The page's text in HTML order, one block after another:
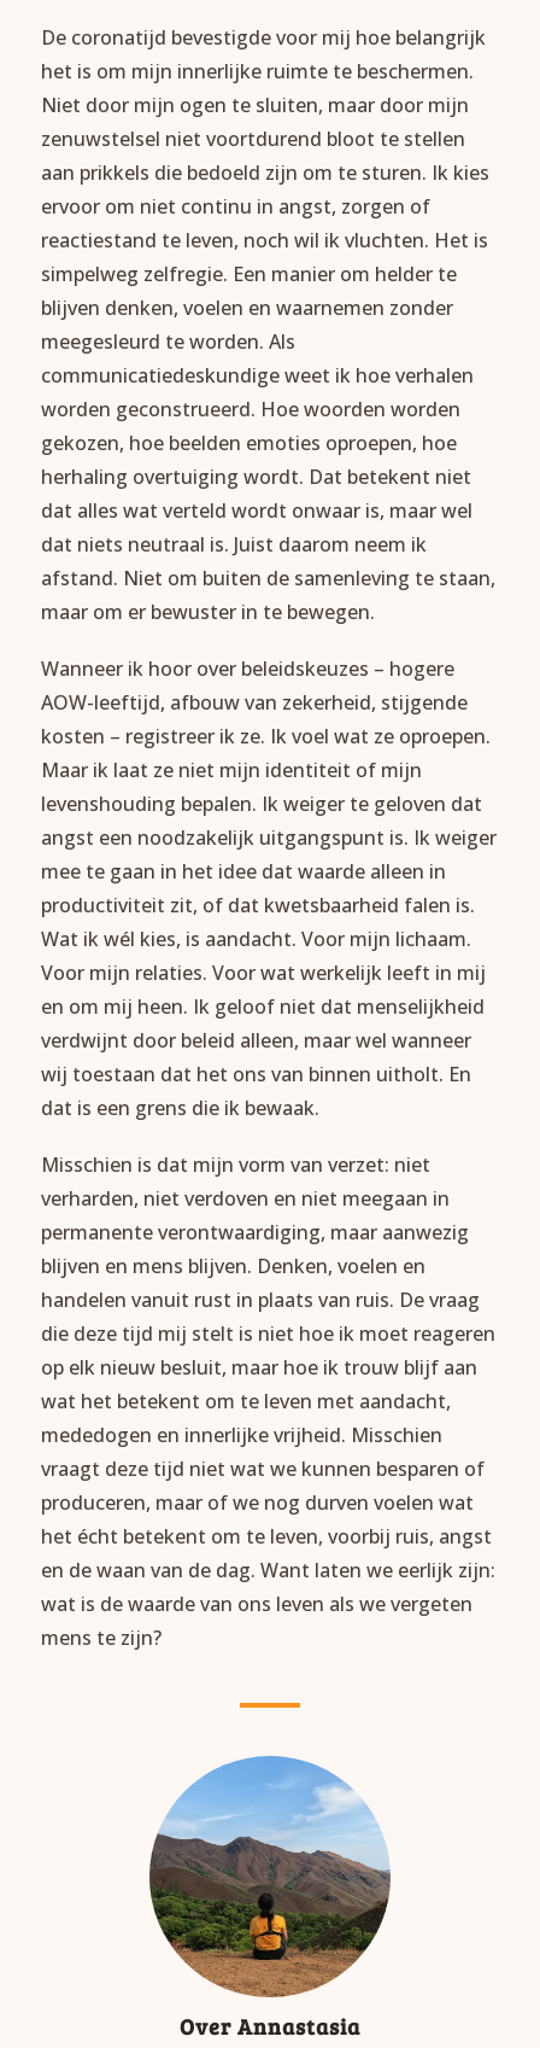
De coronatijd bevestigde voor mij hoe belangrijk
het is om mijn innerlijke ruimte te beschermen.
Niet door mijn ogen te sluiten, maar door mijn
zenuwstelsel niet voortdurend bloot te stellen
aan prikkels die bedoeld zijn om te sturen. Ik kies
ervoor om niet continu in angst, zorgen of
reactiestand te leven, noch wil ik vluchten. Het is
simpelweg zelfregie. Een manier om helder te
blijven denken, voelen en waarnemen zonder
meegesleurd te worden. Als
communicatiedeskundige weet ik hoe verhalen
worden geconstrueerd. Hoe woorden worden
gekozen, hoe beelden emoties oproepen, hoe
herhaling overtuiging wordt. Dat betekent niet
dat alles wat verteld wordt onwaar is, maar wel
dat niets neutraal is. Juist daarom neem ik
afstand. Niet om buiten de samenleving te staan,
maar om er bewuster in te bewegen.
Wanneer ik hoor over beleidskeuzes – hogere
AOW-leeftijd, afbouw van zekerheid, stijgende
kosten – registreer ik ze. Ik voel wat ze oproepen.
Maar ik laat ze niet mijn identiteit of mijn
levenshouding bepalen. Ik weiger te geloven dat
angst een noodzakelijk uitgangspunt is. Ik weiger
mee te gaan in het idee dat waarde alleen in
productiviteit zit, of dat kwetsbaarheid falen is.
Wat ik wél kies, is aandacht. Voor mijn lichaam.
Voor mijn relaties. Voor wat werkelijk leeft in mij
en om mij heen. Ik geloof niet dat menselijkheid
verdwijnt door beleid alleen, maar wel wanneer
wij toestaan dat het ons van binnen uitholt. En
dat is een grens die ik bewaak.
Misschien is dat mijn vorm van verzet: niet
verharden, niet verdoven en niet meegaan in
permanente verontwaardiging, maar aanwezig
blijven en mens blijven. Denken, voelen en
handelen vanuit rust in plaats van ruis. De vraag
die deze tijd mij stelt is niet hoe ik moet reageren
op elk nieuw besluit, maar hoe ik trouw blijf aan
wat het betekent om te leven met aandacht,
mededogen en innerlijke vrijheid. Misschien
vraagt deze tijd niet wat we kunnen besparen of
produceren, maar of we nog durven voelen wat
het écht betekent om te leven, voorbij ruis, angst
en de waan van de dag. Want laten we eerlijk zijn:
wat is de waarde van ons leven als we vergeten
mens te zijn?
Over Annastasia